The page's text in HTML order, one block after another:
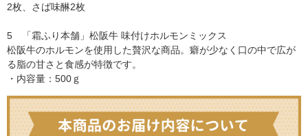
2枚、さば味醂2枚
5 「霜ふり本舗」松阪牛 味付けホルモンミックス
松阪牛のホルモンを使用した贅沢な商品。癖が少なく口の中で広が
る脂の甘さと食感が特徴です。
・内容量：500ｇ